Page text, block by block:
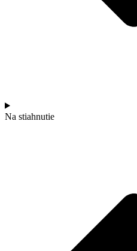
Na stiahnutie